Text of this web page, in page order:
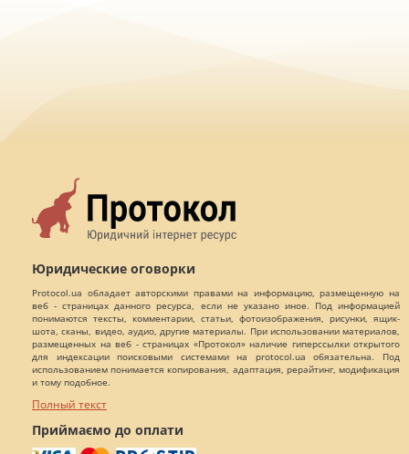
Юридические оговорки
Protocol.ua обладает авторскими правами на информацию, размещенную на
веб - страницах данного ресурса, если не указано иное. Под информацией
понимаются тексты, комментарии, статьи, фотоизображения, рисунки, ящик-
шота, сканы, видео, аудио, другие материалы. При использовании материалов,
размещенных на веб - страницах «Протокол» наличие гиперссылки открытого
для индексации поисковыми системами на protocol.ua обязательна. Под
использованием понимается копирования, адаптация, рерайтинг, модификация
и тому подобное.
Полный текст
Приймаємо до оплати